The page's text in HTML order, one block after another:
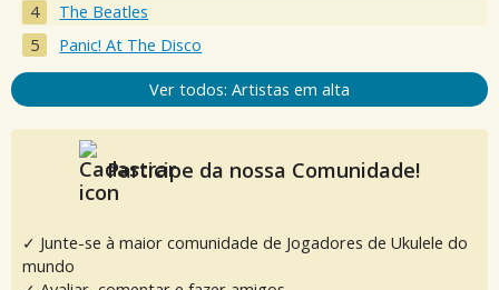
The Beatles
Panic! At The Disco
Ver todos: Artistas em alta
Participe da nossa Comunidade!
✓ Junte-se à maior comunidade de Jogadores de Ukulele do
mundo